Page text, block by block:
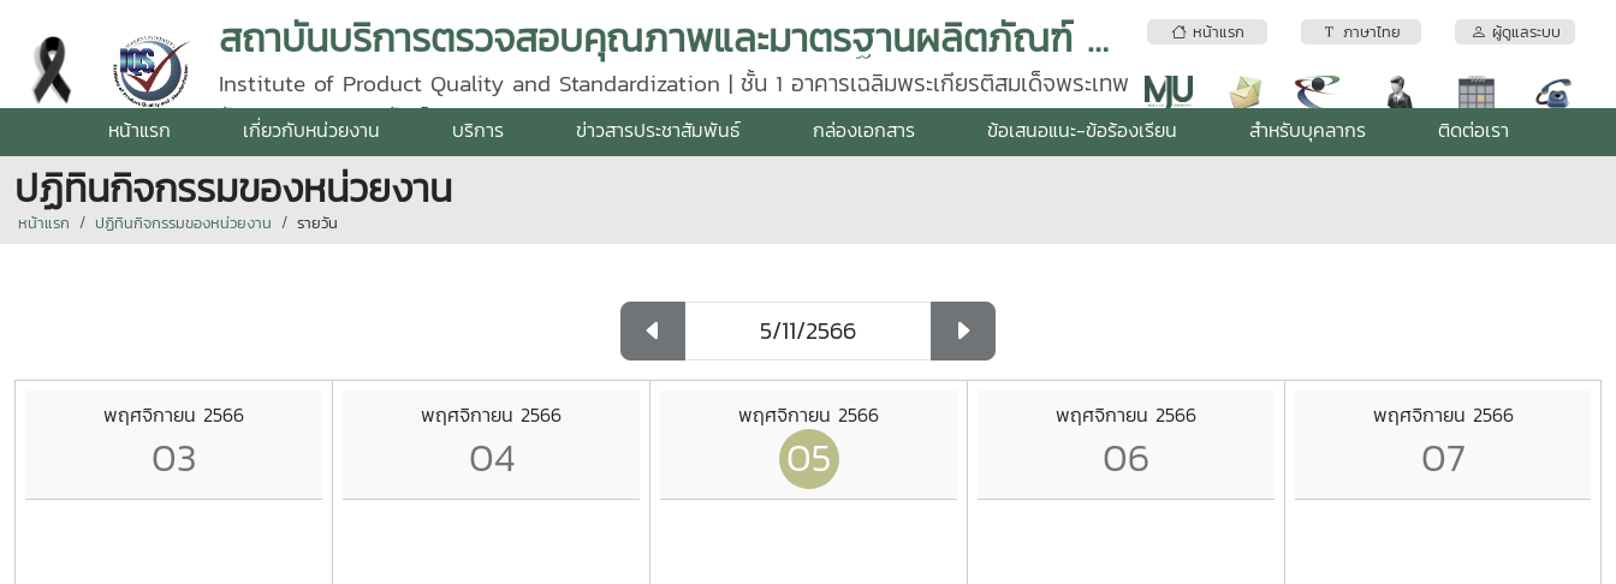
หน้าแรก ภาษาไทย ผู้ดูแลระบบ
สถาบันบริการตรวจสอบคุณภาพและมาตรฐานผลิตภัณฑ์ มหาวิทยาลัยแม่โจ้
Institute of Product Quality and Standardization | ชั้น 1 อาคารเฉลิมพระเกียรติสมเด็จพระเทพ
รัตนราชสุดา | โทรศัพท์ 0 5387 5640
หน้าแรก เกี่ยวกับหน่วยงาน บริการ ข่าวสารประชาสัมพันธ์ กล่องเอกสาร ข้อเสนอแนะ-ข้อร้องเรียน สำหรับบุคลากร ติดต่อเรา
ปฏิทินกิจกรรมของหน่วยงาน
หน้าแรก ปฏิทินกิจกรรมของหน่วยงาน รายวัน
พฤศจิกายน 2566
03
พฤศจิกายน 2566
04
พฤศจิกายน 2566
05
พฤศจิกายน 2566
06
พฤศจิกายน 2566
07